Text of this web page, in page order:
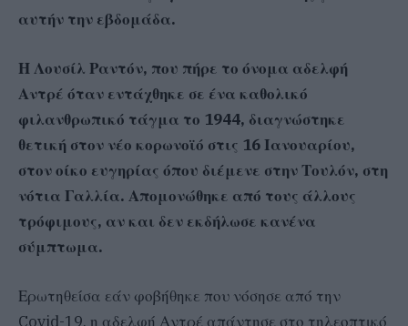
αυτήν την εβδομάδα.
Η Λουσίλ Ραντόν, που πήρε το όνομα αδελφή
Αντρέ όταν εντάχθηκε σε ένα καθολικό
φιλανθρωπικό τάγμα το 1944, διαγνώστηκε
θετική στον νέο κορωνοϊό στις 16 Ιανουαρίου,
στον οίκο ευγηρίας όπου διέμενε στην Τουλόν, στη
νότια Γαλλία. Απομονώθηκε από τους άλλους
τρόφιμους, αν και δεν εκδήλωσε κανένα
σύμπτωμα.
Ερωτηθείσα εάν φοβήθηκε που νόσησε από την
Covid-19, η αδελφή Αντρέ απάντησε στο τηλεοπτικό